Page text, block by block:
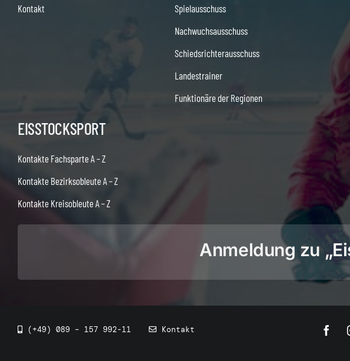
Kontakt
Spielausschuss
Nachwuchsausschuss
Schiedsrichterausschuss
Landestrainer
Funktionäre der Regionen
EISSTOCKSPORT
Kontakte Fachsparte A – Z
Kontakte Bezirksobleute A – Z
Kontakte Kreisobleute A – Z
Anmeldung zu
(+49) 089 – 157 992-11 Kontakt